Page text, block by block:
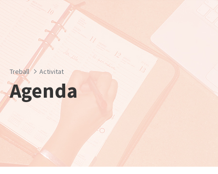
Salta al contingut principal
Treball Activitat
Agenda